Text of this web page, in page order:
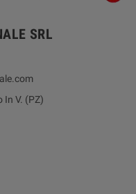
SRL
In V. (PZ)